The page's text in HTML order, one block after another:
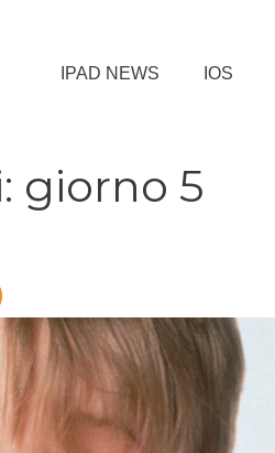
IPAD NEWS IOS
giorno 5